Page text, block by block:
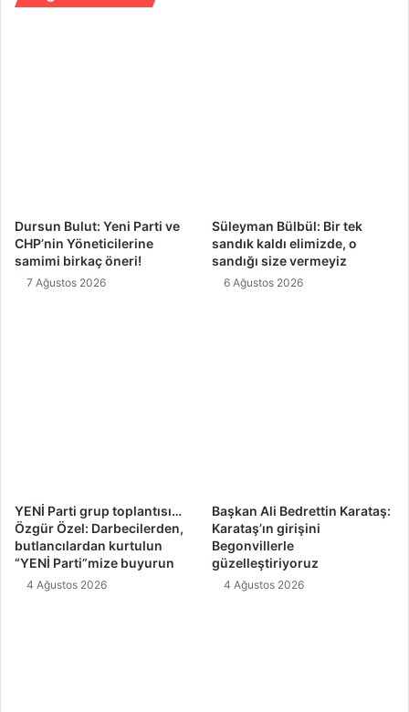
l
n
b
i
o
l
d
Dursun Bulut: Yeni Parti ve
CHP’nin Yöneticilerine
samimi birkaç öneri!
7 Ağustos 2026
Süleyman Bülbül: Bir tek
sandık kaldı elimizde, o
sandığı size vermeyiz
6 Ağustos 2026
YENİ Parti grup toplantısı…
Özgür Özel: Darbecilerden,
butlancılardan kurtulun
“YENİ Parti”mize buyurun
4 Ağustos 2026
Başkan Ali Bedrettin Karataş:
Karataş’ın girişini
Begonvillerle
güzelleştiriyoruz
4 Ağustos 2026